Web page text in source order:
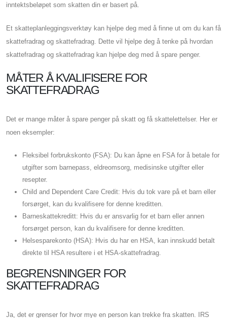
inntektsbeløpet som skatten din er basert på.
Et skatteplanleggingsverktøy kan hjelpe deg med å finne ut om du kan få
skattefradrag og skattefradrag. Dette vil hjelpe deg å tenke på hvordan
skattefradrag og skattefradrag kan hjelpe deg med å spare penger.
MÅTER Å KVALIFISERE FOR
SKATTEFRADRAG
Det er mange måter å spare penger på skatt og få skattelettelser. Her er
noen eksempler:
Fleksibel forbrukskonto (FSA): Du kan åpne en FSA for å betale for
utgifter som barnepass, eldreomsorg, medisinske utgifter eller
resepter.
Child and Dependent Care Credit: Hvis du tok vare på et barn eller
forsørget, kan du kvalifisere for denne kreditten.
Barneskattekreditt: Hvis du er ansvarlig for et barn eller annen
forsørget person, kan du kvalifisere for denne kreditten.
Helsesparekonto (HSA): Hvis du har en HSA, kan innskudd betalt
direkte til HSA resultere i et HSA-skattefradrag.
BEGRENSNINGER FOR
SKATTEFRADRAG
Ja, det er grenser for hvor mye en person kan trekke fra skatten. IRS